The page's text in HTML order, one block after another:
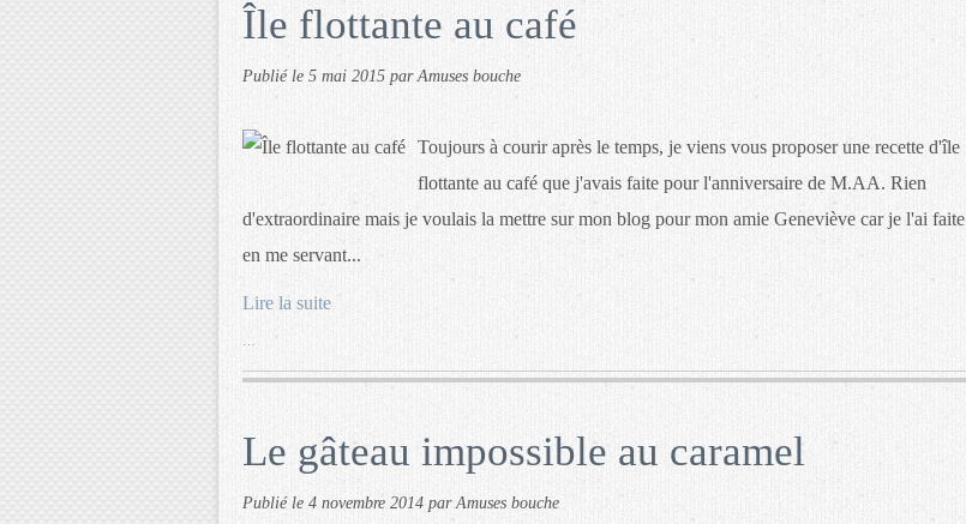
Île flottante au café
Publié le 5 mai 2015 par Amuses bouche
Toujours à courir après le temps, je viens vous proposer une recette d'île
flottante au café que j'avais faite pour l'anniversaire de M.AA. Rien
d'extraordinaire mais je voulais la mettre sur mon blog pour mon amie Geneviève car je l'ai faite
en me servant...
Lire la suite
Le gâteau impossible au caramel
Publié le 4 novembre 2014 par Amuses bouche